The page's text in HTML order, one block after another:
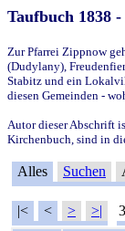
Taufbuch 1838
Zur Pfarrei Zippnow
(Dudylany),
Stabitz und ein
diesen Gemeinden -
Autor dieser Abschrift
Kirchenbuch, sind in
Alles Suchen
|< < > >|